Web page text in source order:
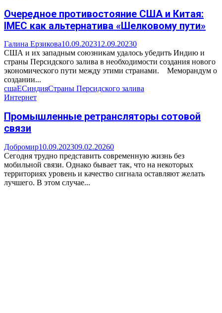
Очередное противостояние США и Китая:
IMEC как альтернатива «Шелковому пути»
Галина Ерзикова10.09.202312.09.20230
США и их западным союзникам удалось убедить Индию и
страны Персидского залива в необходимости создания нового
экономического пути между этими странами. Меморандум о
создании...
сшаЕСиндияСтраны Персидского залива
Интернет
Промышленные ретрансляторы сотовой
связи
Добромир10.09.202309.02.20260
Сегодня трудно представить современную жизнь без
мобильной связи. Однако бывает так, что на некоторых
территориях уровень и качество сигнала оставляют желать
лучшего. В этом случае...